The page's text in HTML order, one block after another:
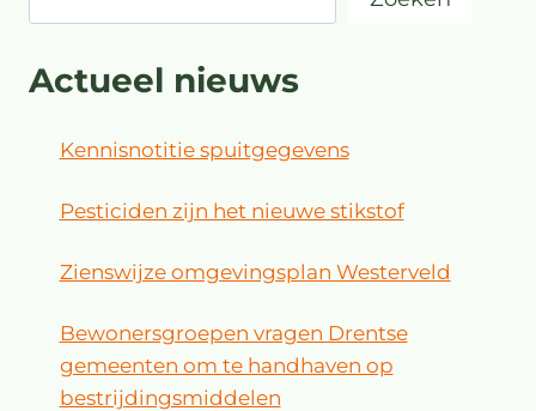
Actueel nieuws
Kennisnotitie spuitgegevens
Pesticiden zijn het nieuwe stikstof
Zienswijze omgevingsplan Westerveld
Bewonersgroepen vragen Drentse
gemeenten om te handhaven op
bestrijdingsmiddelen